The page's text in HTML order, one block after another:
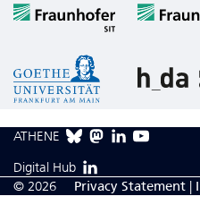
ATHENE
Digital Hub
© 2026
Privacy Statement |